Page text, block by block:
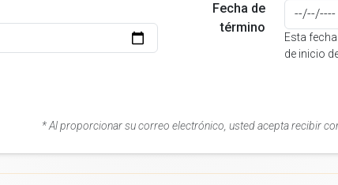
Fecha de
término
Esta
de inicio
* Al proporcionar su correo electrónico, usted acepta recibir